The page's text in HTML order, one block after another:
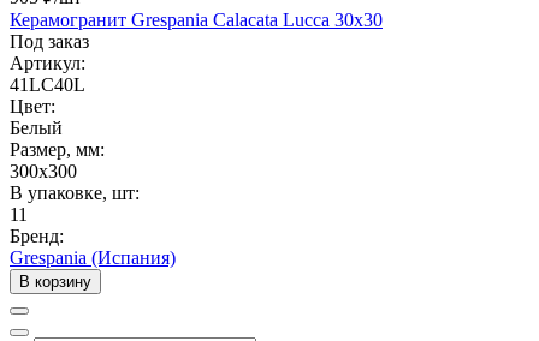
Керамогранит Grespania Calacata Lucca 30x30
Под заказ
Артикул:
41LC40L
Цвет:
Белый
Размер, мм:
300x300
В упаковке, шт:
11
Бренд:
Grespania (Испания)
В корзину